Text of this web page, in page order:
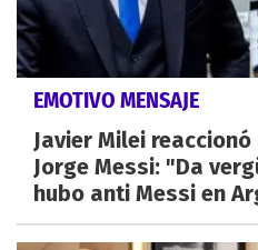
EMOTIVO MENSAJE
Javier Milei
Jorge Messi: "Da
hubo anti Messi en